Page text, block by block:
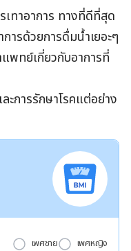
ทาอาการ ทางที่ดีที่สุด
ารด้วยการดื่มน้ำเยอะๆ
พทย์เกี่ยวกับอาการที่
ะการรักษาโรคแต่อย่าง
เพศชาย เพศหญิง